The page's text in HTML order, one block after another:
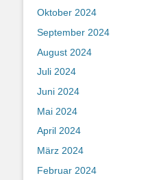
Oktober 2024
September 2024
August 2024
Juli 2024
Juni 2024
Mai 2024
April 2024
März 2024
Februar 2024